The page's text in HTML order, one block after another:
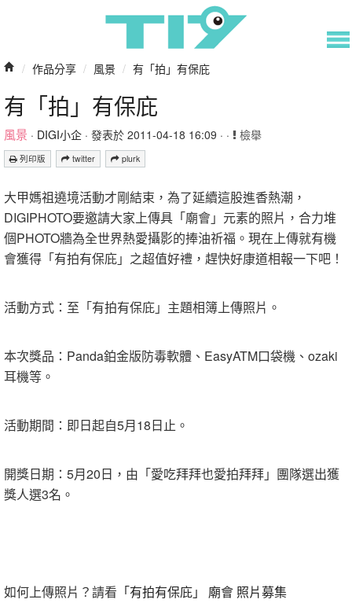
/ 作品分享 / 風景 / 有「拍」有保庇
有「拍」有保庇
風景 · DIGI小企 · 發表於 2011-04-18 16:09 · · 檢舉
列印版 twitter plurk
大甲媽祖遶境活動才剛結束，為了延續這股進香熱潮，
DIGIPHOTO要邀請大家上傳具「廟會」元素的照片，合力堆
個PHOTO牆為全世界熱愛攝影的捧油祈福。現在上傳就有機
會獲得「有拍有保庇」之超值好禮，趕快好康道相報一下吧！
活動方式：至「有拍有保庇」主題相簿上傳照片。
本次獎品：Panda鉑金版防毒軟體、EasyATM口袋機、ozaki
耳機等。
活動期間：即日起自5月18日止。
開獎日期：5月20日，由「愛吃拜拜也愛拍拜拜」團隊選出獲
獎人選3名。
如何上傳照片？請看 「有拍有保庇」 廟會 照片募集